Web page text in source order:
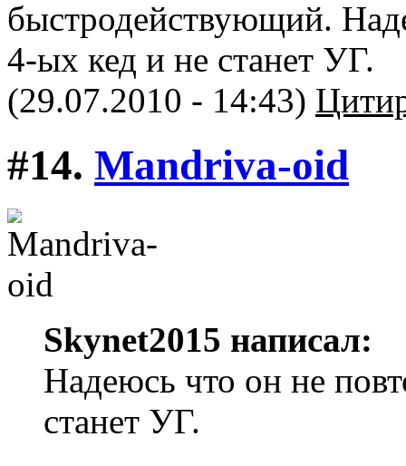
быстродействующий.
4-ых кед и не станет УГ.
(29.07.2010 - 14:43)
#14. Mandriva-oid
Skynet2015 написал:
Надеюсь что он не
станет УГ.